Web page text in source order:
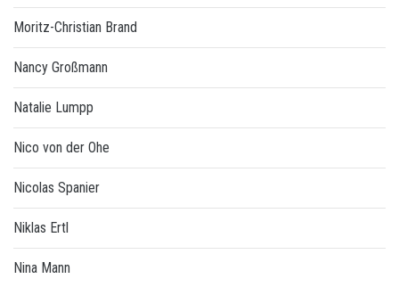
Moritz-Christian Brand
Nancy Großmann
Natalie Lumpp
Nico von der Ohe
Nicolas Spanier
Niklas Ertl
Nina Mann